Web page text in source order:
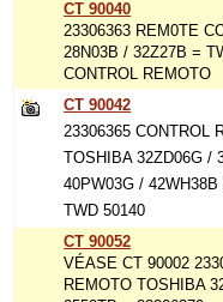
CT 90040
23306363 REM0TE
28N03B / 32Z27B =
CONTROL REMOTO
CT 90042
23306365 CONTROL
TOSHIBA 32ZD06G /
40PW03G /
TWD 50140
CT 90052
VÉASE CT 90002
REMOTO TOSHIBA